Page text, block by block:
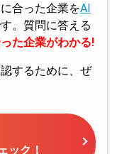
合った企業をAI
。質問に答える
た企業がわかる!
するために、ぜ
ック！